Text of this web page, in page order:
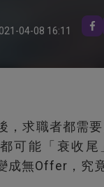
04-08 16:11
，求職者都需
可能「衰收
成無Offer，究